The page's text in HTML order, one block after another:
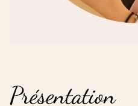
Présentation